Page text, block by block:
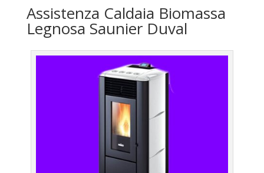
Assistenza Caldaia Biomassa
Legnosa Saunier Duval